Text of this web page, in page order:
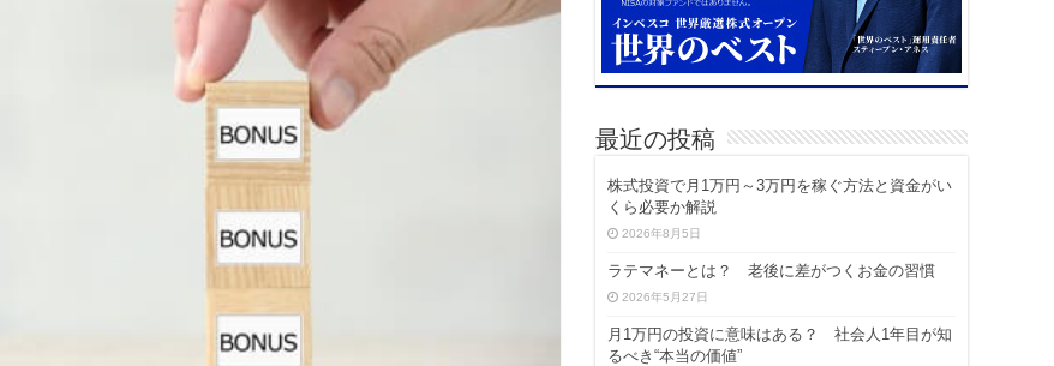
最近の投稿
株式投資で月1万円～3万円を稼ぐ方法と資金がい
くら必要か解説
2026年8月5日
ラテマネーとは？ 老後に差がつくお金の習慣
2026年5月27日
月1万円の投資に意味はある？ 社会人1年目が知
るべき“本当の価値”